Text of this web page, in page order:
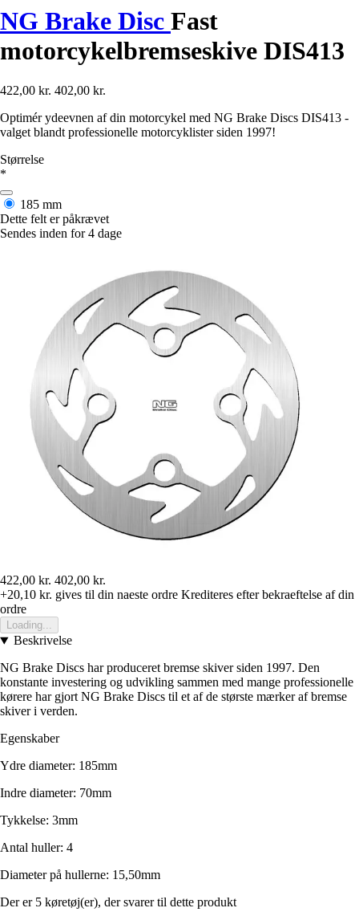
NG Brake Disc Fast
motorcykelbremseskive DIS413
422,00 kr. 402,00 kr.
Optimér ydeevnen af din motorcykel med NG Brake Discs DIS413 -
valget blandt professionelle motorcyklister siden 1997!
Størrelse
*
185 mm
Dette felt er påkrævet
Sendes inden for 4 dage
422,00 kr. 402,00 kr.
+20,10 kr. gives til din naeste ordre Krediteres efter bekraeftelse af din
ordre
Loading...
Beskrivelse
NG Brake Discs har produceret bremse skiver siden 1997. Den
konstante investering og udvikling sammen med mange professionelle
kørere har gjort NG Brake Discs til et af de største mærker af bremse
skiver i verden.
Egenskaber
Ydre diameter: 185mm
Indre diameter: 70mm
Tykkelse: 3mm
Antal huller: 4
Diameter på hullerne: 15,50mm
Der er 5 køretøj(er), der svarer til dette produkt